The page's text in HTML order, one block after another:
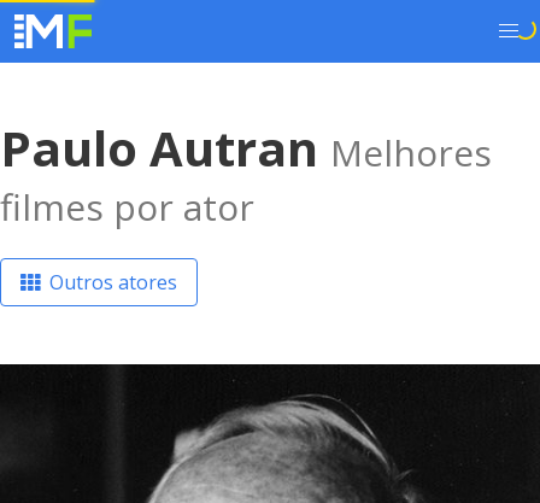
Paulo Autran Melhores
filmes por ator
Outros atores